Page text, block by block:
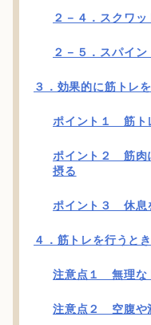
２－４．スクワッ
２－５．スパイ
３．効果的に筋トレ
ポイント１ 筋ト
ポイント２ 筋肉
摂る
ポイント３ 休息
４．筋トレを行うと
注意点１ 無理な
注意点２ 空腹や